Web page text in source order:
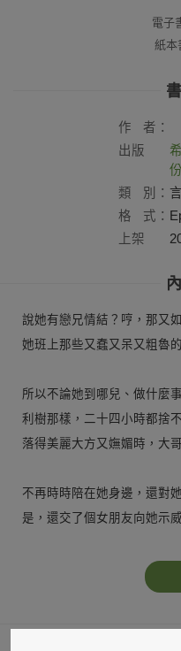
電子
紙本
作
者：
出版
類
別：
格
式：
上架
說她有戀兄情結？哼，那又
她班上那些又蠢又呆又粗魯
所以不論她到哪兒、做什麼
利樹那樣，二十四小時都捨
落得美麗大方又嫵媚時，大
不再時時陪在她身邊，還對
是，還交了個女朋友向她示威
不，她不服氣啊！她定要扭